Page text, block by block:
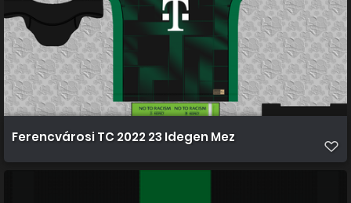
Ferencvárosi TC 2022 23 Idegen Mez